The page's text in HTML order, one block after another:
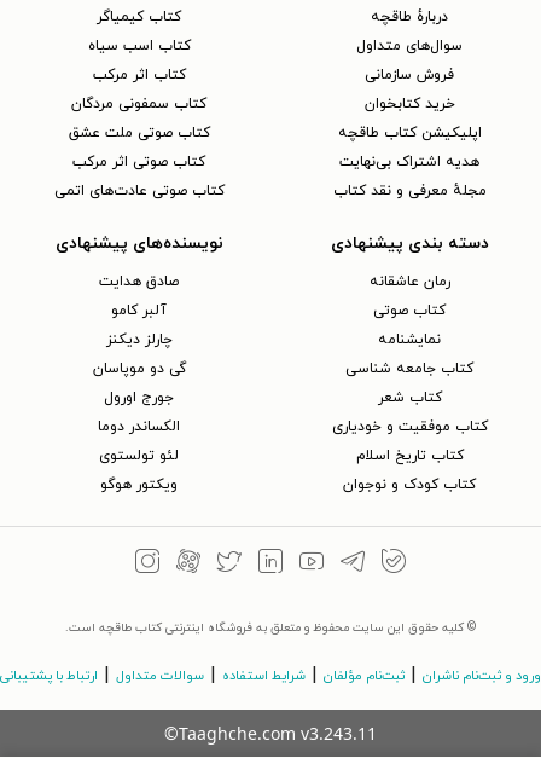
دربارهٔ طاقچه
سوال‌های متداول
فروش سازمانی
خرید کتابخوان
اپلیکیشن کتاب طاقچه
هدیه اشتراک بی‌نهایت
مجلهٔ معرفی و نقد کتاب
کتاب کیمیاگر
کتاب اسب سیاه
کتاب اثر مرکب
کتاب سمفونی مردگان
کتاب صوتی ملت عشق
کتاب صوتی اثر مرکب
کتاب صوتی عادت‌های اتمی
دسته بندی پیشنهادی
رمان عاشقانه
کتاب‌ صوتی
نمایشنامه
کتاب جامعه شناسی
کتاب شعر
کتاب موفقیت و خودیاری
کتاب تاریخ اسلام
کتاب کودک و نوجوان
نویسنده‌های پیشنهادی
صادق هدایت
آلبر کامو
چارلز دیکنز
گی دو موپاسان
جورج اورول
الکساندر دوما
لئو تولستوی
ویکتور هوگو
© کلیه حقوق این سایت محفوظ و متعلق به فروشگاه اینترنتی کتاب طاقچه است.
ورود و ثبت‌نام ناشران ثبت‌نام مؤلفان شرایط استفاده سوالات متداول ارتباط با پشتیبانی
©Taaghche.com v3.243.11